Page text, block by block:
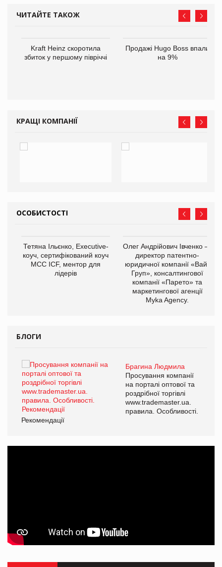
ЧИТАЙТЕ ТАКОЖ
Kraft Heinz скоротила
збиток у першому півріччі
Продажі Hugo Boss впали
на 9%
КРАЩІ КОМПАНІЇ
ОСОБИСТОСТІ
Тетяна Ільєнко, Executive-
коуч, сертифікований коуч
МСС ICF, ментор для
лідерів
Олег Андрійович Івченко —
директор патентно-
юридичної компанії «Вайз
Груп», консалтингової
компанії «Парето» та
маркетингової агенції
Myka Agency.
БЛОГИ
Брагина Людмила
Просування компанії
на порталі оптової та
роздрібної торгівлі
www.trademaster.ua.
правила. Особливості.
Рекомендації